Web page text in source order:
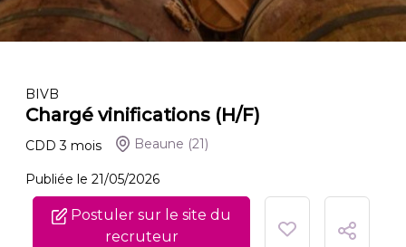
BIVB
Chargé vinifications (H/F)
CDD 3 mois Beaune (21)
Publiée le 21/05/2026
Postuler sur le site du
recruteur